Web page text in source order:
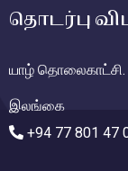
தொடர்பு
யாழ் தொலைகாட்சி.
இலங்கை
+94 77 801 47